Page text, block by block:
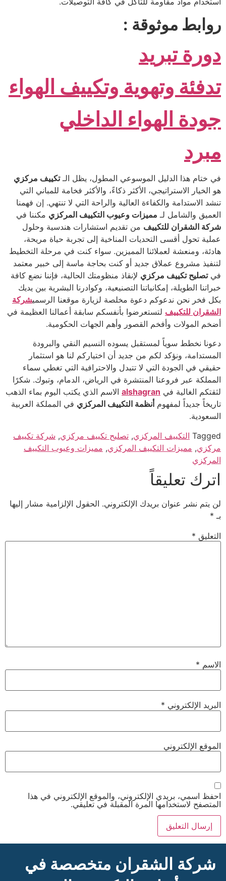
روابط موثوقة :
دورة تبريد
تدفئة وتهوية وتكييف الهواء
جودة الهواء الداخلي
مبرد
في ختام هذا الدليل الموسوعي المطول، يظل الـتكييف مركزي
هو الخيار الاستراتيجي، الأكثر ذكاءً، والأكثر فخامة للمباني التي
تنشد الاستدامة والكفاءة العالية والراحة التي لا تنتهي. إن فهمنا
العميق والشامل لـ مميزات وعيوب التكييف المركزي مكننا في
شركة الشقران للتكييف من تقديم استشارات هندسية وحلول
عملية تحول أقسى التحديات المناخية إلى تجربة حياة مريحة،
هادئة، ومنعشة لعملائنا المميزين. سواء كنت في مرحلة التخطيط
لتنفيذ مشروع عملاق جديد أو كنت بحاجة ماسة إلى خبير معتمد
فيتصليح تكييف مركزي لإنقاذ منظومتك الحالية، فإننا نضع كافة
خبراتنا الطويلة، إمكانياتنا التصنيعية، وكوادرنا البشرية بين يديك
بكل فخر نحن ندعوكم دعوة مخلصة لزيارة موقعنا الرسميشركة
الشقران للتكييف لتستعرضوا بأنفسكم سابقة أعمالنا العظيمة في
أضخم المولات وأفخم القصور وأهم الجهات الحكومية.
دعونا نخطط سوياً لمستقبل يسوده النسيم النقي والبرودة
المستدامة، ونؤكد لكم من جديد أن اختياركم لنا هو استثمار
حقيقي في الجودة التي لا تتبدل والاحترافية التي تغطي سماء
المملكة عبر فروعنا المنتشرة في الرياض، الدمام، وتبوك. شكرًا
لثقتكم الغالية في alshagran الاسم الذي يكتب اليوم بماء الذهب
تاريخاً جديداً لمفهوم أنظمة التكييف المركزي في المملكة العربية
السعودية.
Tagged التكييف المركزي, تصليح تكييف مركزي, شركة تكييف
مركزي, مميزات التكييف المركزي, مميزات وعيوب التكييف
المركزي
اترك تعليقاً
لن يتم نشر عنوان بريدك الإلكتروني. الحقول الإلزامية مشار إليها
بـ *
التعليق *
الاسم *
البريد الإلكتروني *
الموقع الإلكتروني
احفظ اسمي، بريدي الإلكتروني، والموقع الإلكتروني في هذا
المتصفح لاستخدامها المرة المقبلة في تعليقي.
شركة الشقران متخصصة في